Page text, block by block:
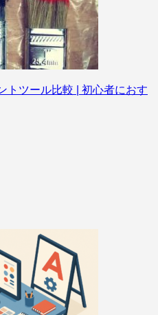
トツール比較 | 初心者におす